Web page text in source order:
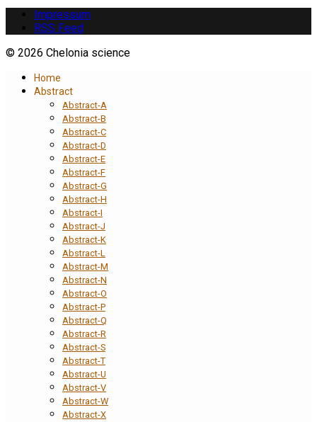
Impressum
RSS Feed
© 2026 Chelonia science
Home
Abstract
Abstract-A
Abstract-B
Abstract-C
Abstract-D
Abstract-E
Abstract-F
Abstract-G
Abstract-H
Abstract-I
Abstract-J
Abstract-K
Abstract-L
Abstract-M
Abstract-N
Abstract-O
Abstract-P
Abstract-Q
Abstract-R
Abstract-S
Abstract-T
Abstract-U
Abstract-V
Abstract-W
Abstract-X